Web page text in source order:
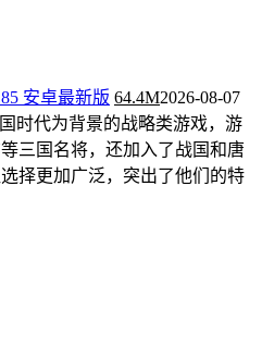
安卓最新版 64.4M2026-08-07
时代为背景的战略类游戏，游
三国名将，还加入了战国和唐
择更加广泛，突出了他们的特